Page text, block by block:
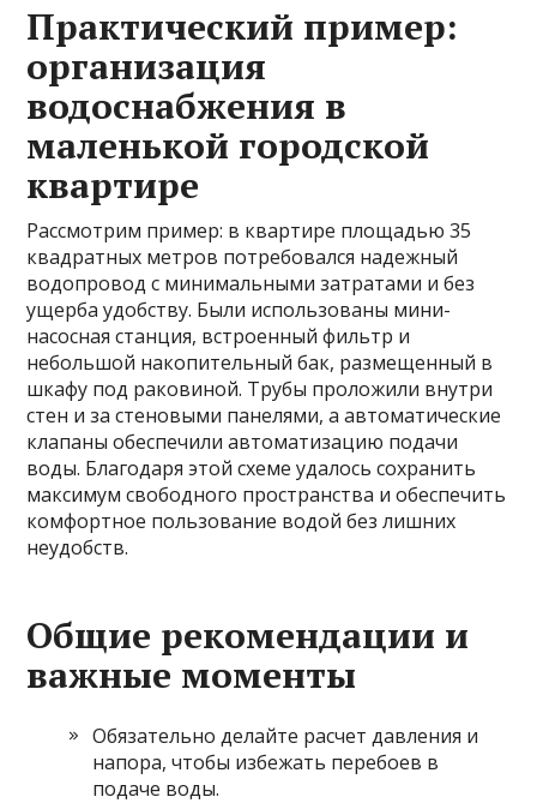
Практический пример:
организация
водоснабжения в
маленькой городской
квартире
Рассмотрим пример: в квартире площадью 35
квадратных метров потребовался надежный
водопровод с минимальными затратами и без
ущерба удобству. Были использованы мини-
насосная станция, встроенный фильтр и
небольшой накопительный бак, размещенный в
шкафу под раковиной. Трубы проложили внутри
стен и за стеновыми панелями, а автоматические
клапаны обеспечили автоматизацию подачи
воды. Благодаря этой схеме удалось сохранить
максимум свободного пространства и обеспечить
комфортное пользование водой без лишних
неудобств.
Общие рекомендации и
важные моменты
Обязательно делайте расчет давления и
напора, чтобы избежать перебоев в
подаче воды.